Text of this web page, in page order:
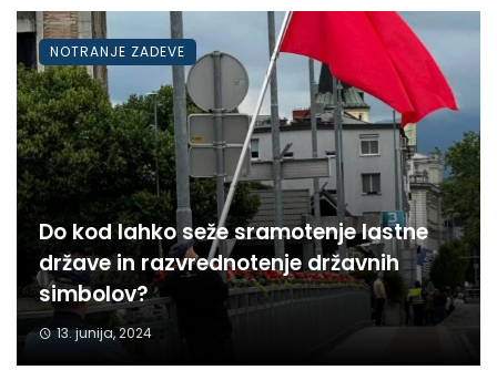
Do kod lahko seže sramotenje lastne
države in razvrednotenje državnih
simbolov?
13. junija, 2024
NOTRANJE ZADEVE